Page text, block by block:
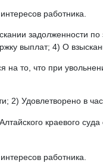
работника.
задолженности
выплат; 4) О
на то, что при
2) Удовлетворено в
краевого
работника.